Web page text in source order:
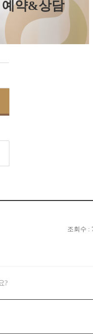
예약&상담
조회수 :
?